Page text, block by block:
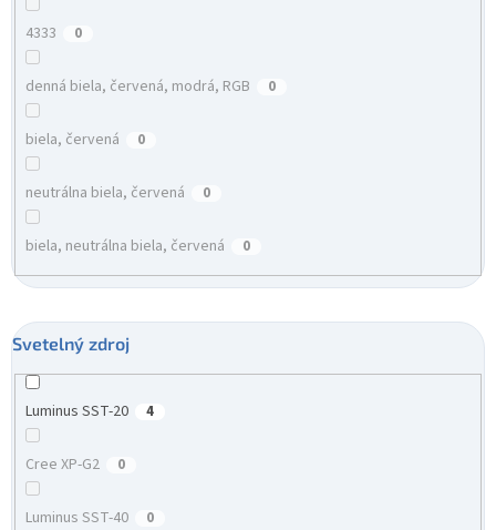
4333 0
denná biela, červená, modrá, RGB 0
biela, červená 0
neutrálna biela, červená 0
biela, neutrálna biela, červená 0
Svetelný zdroj
Luminus SST-20 4
Cree XP-G2 0
Luminus SST-40 0